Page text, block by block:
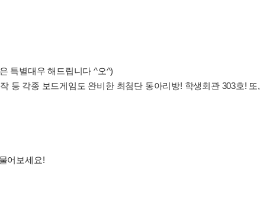
특별대우 해드립니다 ^오^)
등 각종 보드게임도 완비한 최첨단 동아리방! 학생회관 303호! 또,
어보세요!